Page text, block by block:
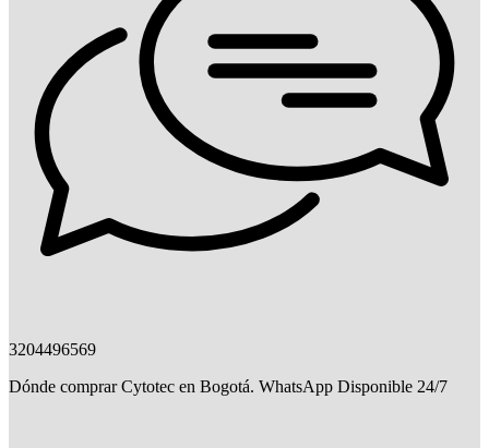
3204496569
Dónde comprar Cytotec en Bogotá. WhatsApp Disponible 24/7